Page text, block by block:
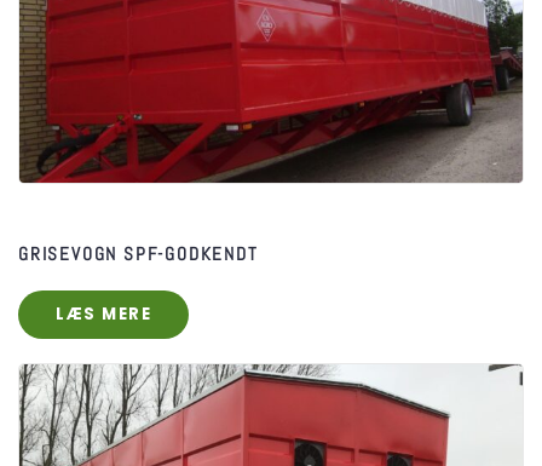
GRISEVOGN SPF-GODKENDT
LÆS MERE